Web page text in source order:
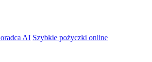
AI Szybkie pożyczki online